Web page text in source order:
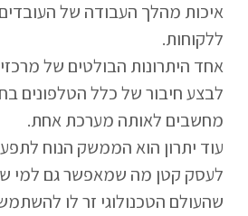
איכות מהלך העבודה של העובדים
ללקוחות.
לבצע חיבור של כלל הטלפונים
מחשבים לאותה מערכת אחת.
לעסק קטן מה שמאפשר גם למי
שהעולם הטכנולוגי זר לו